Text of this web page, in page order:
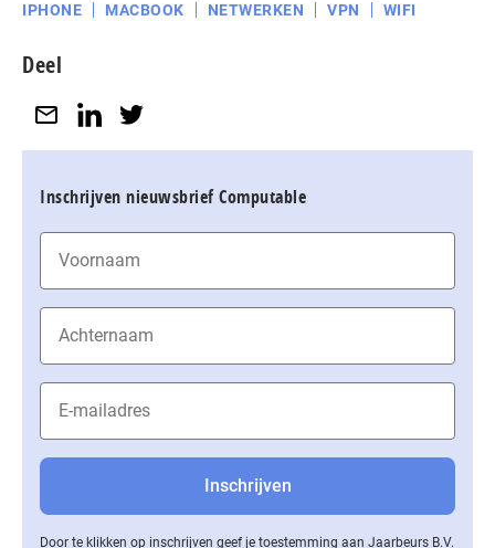
IPHONE
MACBOOK NETWERKEN VPN WIFI
Deel
Inschrijven nieuwsbrief Computable
Door te klikken op inschrijven geef je toestemming aan Jaarbeurs B.V.